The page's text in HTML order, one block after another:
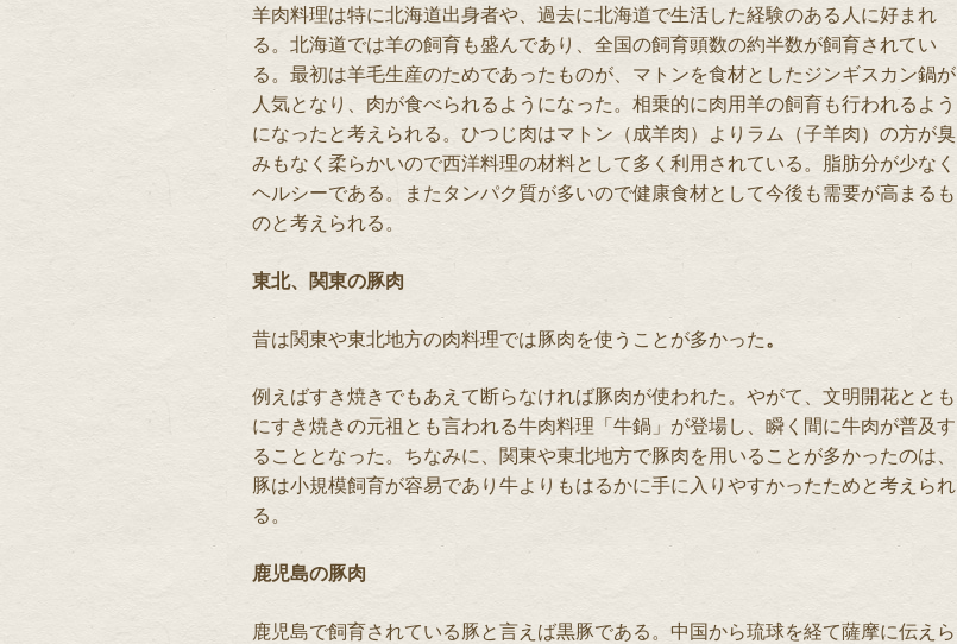
羊肉料理は特に北海道出身者や、過去に北海道で生活した経験のある人に好まれ
る。北海道では羊の飼育も盛んであり、全国の飼育頭数の約半数が飼育されてい
る。最初は羊毛生産のためであったものが、マトンを食材としたジンギスカン鍋が
人気となり、肉が食べられるようになった。相乗的に肉用羊の飼育も行われるよう
になったと考えられる。ひつじ肉はマトン（成羊肉）よりラム（子羊肉）の方が臭
みもなく柔らかいので西洋料理の材料として多く利用されている。脂肪分が少なく
ヘルシーである。またタンパク質が多いので健康食材として今後も需要が高まるも
のと考えられる。
東北、関東の豚肉
昔は関東や東北地方の肉料理では豚肉を使うことが多かった。
例えばすき焼きでもあえて断らなければ豚肉が使われた。やがて、文明開花ととも
にすき焼きの元祖とも言われる牛肉料理「牛鍋」が登場し、瞬く間に牛肉が普及す
ることとなった。ちなみに、関東や東北地方で豚肉を用いることが多かったのは、
豚は小規模飼育が容易であり牛よりもはるかに手に入りやすかったためと考えられ
る。
鹿児島の豚肉
鹿児島で飼育されている豚と言えば黒豚である。中国から琉球を経て薩摩に伝えら